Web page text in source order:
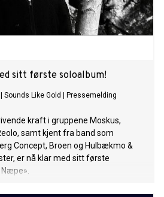
sitt første soloalbum!
Sounds Like Gold Pressemelding
kraft i gruppene Moskus,
samt kjent fra band som
Concept, Broen og Hulbækmo &
er nå klar med sitt første